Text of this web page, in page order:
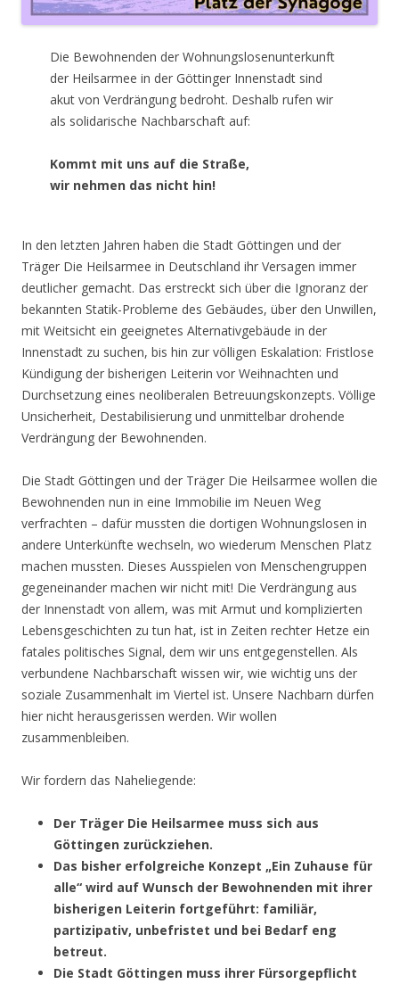
Die Bewohnenden der Wohnungslosenunterkunft
der Heilsarmee in der Göttinger Innenstadt sind
akut von Verdrängung bedroht. Deshalb rufen wir
als solidarische Nachbarschaft auf:
Kommt mit uns auf die Straße,
wir nehmen das nicht hin!
In den letzten Jahren haben die Stadt Göttingen und der
Träger Die Heilsarmee in Deutschland ihr Versagen immer
deutlicher gemacht. Das erstreckt sich über die Ignoranz der
bekannten Statik-Probleme des Gebäudes, über den Unwillen,
mit Weitsicht ein geeignetes Alternativgebäude in der
Innenstadt zu suchen, bis hin zur völligen Eskalation: Fristlose
Kündigung der bisherigen Leiterin vor Weihnachten und
Durchsetzung eines neoliberalen Betreuungskonzepts. Völlige
Unsicherheit, Destabilisierung und unmittelbar drohende
Verdrängung der Bewohnenden.
Die Stadt Göttingen und der Träger Die Heilsarmee wollen die
Bewohnenden nun in eine Immobilie im Neuen Weg
verfrachten – dafür mussten die dortigen Wohnungslosen in
andere Unterkünfte wechseln, wo wiederum Menschen Platz
machen mussten. Dieses Ausspielen von Menschengruppen
gegeneinander machen wir nicht mit! Die Verdrängung aus
der Innenstadt von allem, was mit Armut und komplizierten
Lebensgeschichten zu tun hat, ist in Zeiten rechter Hetze ein
fatales politisches Signal, dem wir uns entgegenstellen. Als
verbundene Nachbarschaft wissen wir, wie wichtig uns der
soziale Zusammenhalt im Viertel ist. Unsere Nachbarn dürfen
hier nicht herausgerissen werden. Wir wollen
zusammenbleiben.
Wir fordern das Naheliegende:
Der Träger Die Heilsarmee muss sich aus
Göttingen zurückziehen.
Das bisher erfolgreiche Konzept „Ein Zuhause für
alle“ wird auf Wunsch der Bewohnenden mit ihrer
bisherigen Leiterin fortgeführt: familiär,
partizipativ, unbefristet und bei Bedarf eng
betreut.
Die Stadt Göttingen muss ihrer Fürsorgepflicht